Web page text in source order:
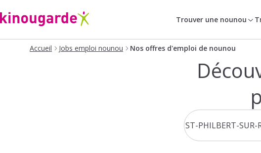
Trouver une nounou
Accueil Jobs emploi nounou Nos offres d'emploi de nounou